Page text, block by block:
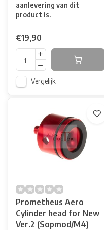
aanlevering van dit
product is.
€19,90
Vergelijk
Prometheus Aero
Cylinder head for New
Ver.2 (Sopmod/M4)